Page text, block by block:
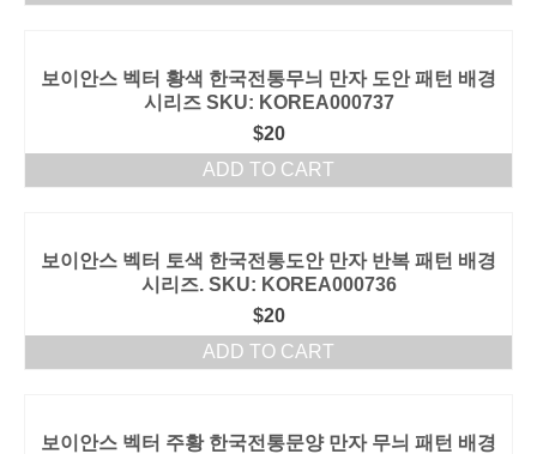
보이안스 벡터 황색 한국전통무늬 만자 도안 패턴 배경
시리즈 SKU: KOREA000737
$20
ADD TO CART
보이안스 벡터 토색 한국전통도안 만자 반복 패턴 배경
시리즈. SKU: KOREA000736
$20
ADD TO CART
보이안스 벡터 주황 한국전통문양 만자 무늬 패턴 배경